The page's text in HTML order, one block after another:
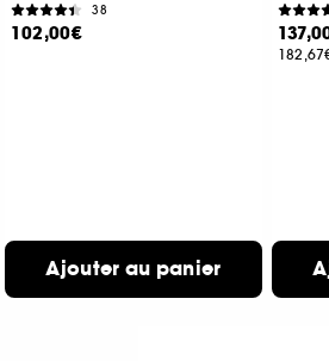
38
102,00€
Ajouter au panier